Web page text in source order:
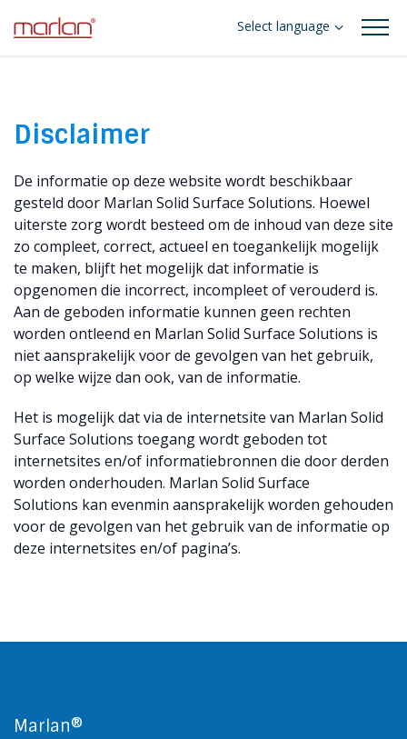
Select language
Disclaimer
De informatie op deze website wordt beschikbaar
gesteld door Marlan Solid Surface Solutions. Hoewel
uiterste zorg wordt besteed om de inhoud van deze site
zo compleet, correct, actueel en toegankelijk mogelijk
te maken, blijft het mogelijk dat informatie is
opgenomen die incorrect, incompleet of verouderd is.
Aan de geboden informatie kunnen geen rechten
worden ontleend en Marlan Solid Surface Solutions is
niet aansprakelijk voor de gevolgen van het gebruik,
op welke wijze dan ook, van de informatie.
Het is mogelijk dat via de internetsite van Marlan Solid
Surface Solutions toegang wordt geboden tot
internetsites en/of informatiebronnen die door derden
worden onderhouden. Marlan Solid Surface
Solutions kan evenmin aansprakelijk worden gehouden
voor de gevolgen van het gebruik van de informatie op
deze internetsites en/of pagina’s.
Marlan®